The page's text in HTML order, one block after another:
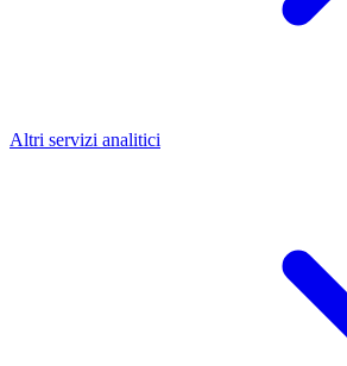
Altri servizi analitici